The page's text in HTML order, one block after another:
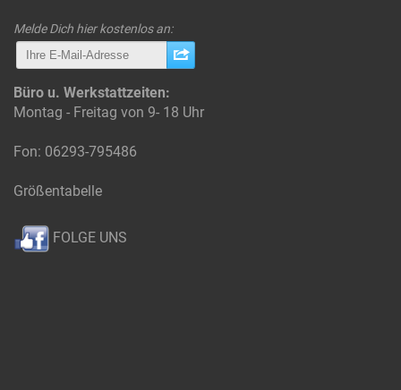
Melde Dich hier kostenlos an:
Büro u. Werkstattzeiten:
Montag - Freitag von 9- 18 Uhr
Fon: 06293-795486
Größentabelle
FOLGE UNS